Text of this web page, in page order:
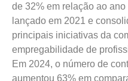
de 32% em relação ao
lançado em 2021 e
principais iniciativas da
empregabilidade de
Em 2024, o número de
aumentou 63% em